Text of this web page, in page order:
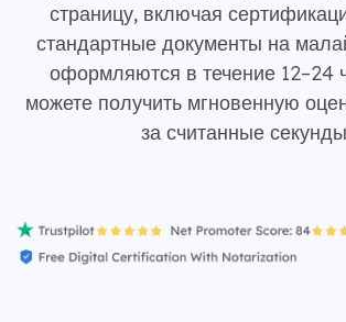
страницу, включая
стандартные документы на
оформляются в течение 12–24
можете получить мгновенную
за считанные